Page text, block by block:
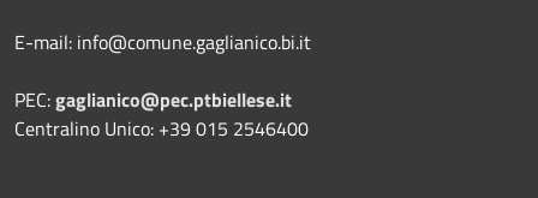
E-mail: info@comune.gaglianico.bi.it
PEC:gaglianico@pec.ptbiellese.it
Centralino Unico: +39 015 2546400